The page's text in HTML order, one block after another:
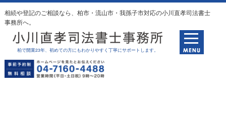
相続や登記のご相談なら、柏市・流山市・我孫子市対応の小川直孝司法書士
事務所へ。
柏で開業23年、初めての方にもわかりやすく丁寧にサポートします。